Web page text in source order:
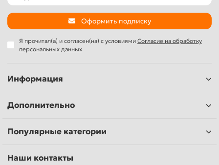
Оформить подписку
Я прочитал(а) и согласен(на) с условиями Согласие на обработку
персональных данных
Информация
Дополнительно
Популярные категории
Наши контакты